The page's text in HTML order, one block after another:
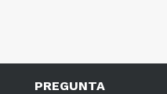
PREGUNTA